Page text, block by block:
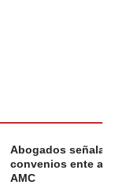
Abogados
convenios ente
AMC